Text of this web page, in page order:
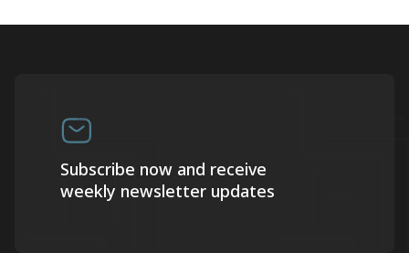
Subscribe now and receive
weekly newsletter updates